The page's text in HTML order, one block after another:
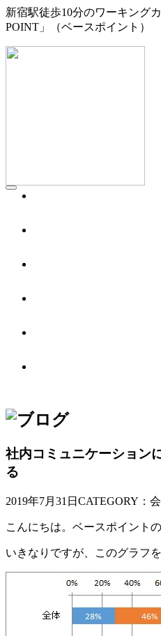
新宿駅徒歩10分のワーキング
POINT」（ベースポイント）
社内コミュニケーション
る
2019年7月31日 CATEGORY：
こんにちは。ベースポイントの
いきなりですが、このグラフ